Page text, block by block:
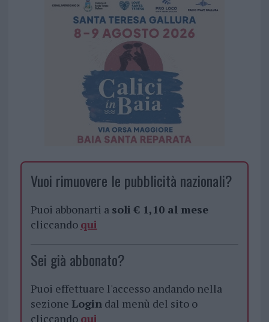
Vuoi rimuovere le pubblicità nazionali?
Puoi abbonarti a soli € 1,10 al mese
cliccando qui
Sei già abbonato?
Puoi effettuare l'accesso andando nella
sezione Logindal menù del sito o
cliccando qui